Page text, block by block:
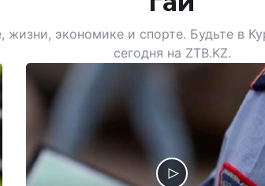
жизни, экономике и спорте. Будьте в
сегодня на ZTB.KZ.